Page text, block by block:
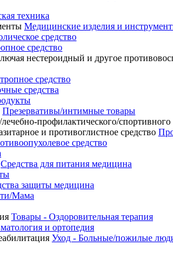
техника
Медицинские изделия и
средство
средство
средство
средства
Презервативы/интимные товары
средство
Средства для питания медицина
защиты медицина
Мама
Товары - Оздоровительная терапия
и ортопедия
Уход - Больные/пожилые